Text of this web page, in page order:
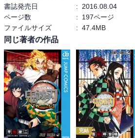
鬼舞辻無惨の放った追ってに、炭治郎、禰
珠世、愈史郎で挑む。
この２巻で、炭治郎が追うべき相手が登場
そして、珠世、愈史郎と重要なキャラも
禰豆子も鬼になった今、必ずしも守られ
と戦う。
可愛いのにカッコイイ！！
書誌発売日
:
2016.08.04
ページ数
:
197ページ
ファイルサイズ
: 47.4MB
同じ著者の作品
完結